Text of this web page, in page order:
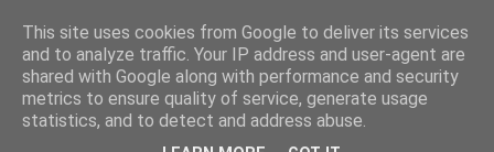
This site uses cookies from Google to deliver its services
and to analyze traffic. Your IP address and user-agent are
shared with Google along with performance and security
metrics to ensure quality of service, generate usage
statistics, and to detect and address abuse.